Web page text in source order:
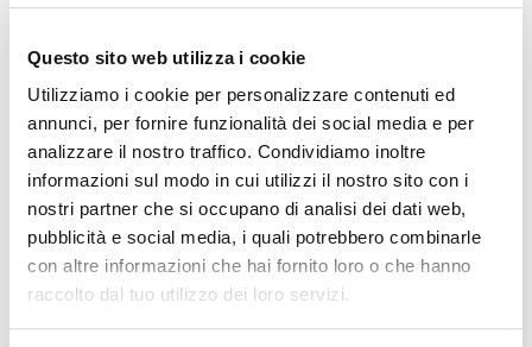
Questo sito web utilizza i cookie
Utilizziamo i cookie per personalizzare contenuti ed
annunci, per fornire funzionalità dei social media e per
analizzare il nostro traffico. Condividiamo inoltre
informazioni sul modo in cui utilizzi il nostro sito con i
nostri partner che si occupano di analisi dei dati web,
pubblicità e social media, i quali potrebbero combinarle
con altre informazioni che hai fornito loro o che hanno
raccolto dal tuo utilizzo dei loro servizi.
Prodotti alternativi